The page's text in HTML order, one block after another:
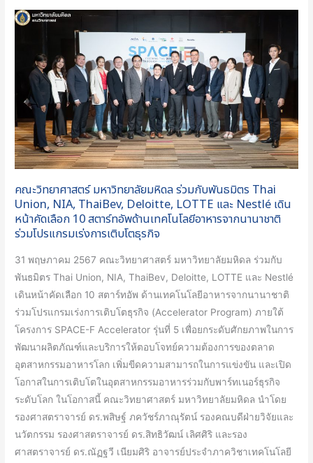
MOU
LOTTE
และ
สตาร์ท
MUU
คณะวิทยาศาสตร์ มหาวิทยาลัยมหิดล ร่วมกับพันธมิตร Thai
Union, NIA, ThaiBev, Deloitte, LOTTE และ Nestlé เดิน
หน้าคัดเลือก 10 สตาร์ทอัพด้านเทคโนโลยีอาหารจากนานาชาติ
ร่วมโปรแกรมเร่งการเติบโตธุรกิจ
31 พฤษภาคม 2567 คณะวิทยาศาสตร์ มหาวิทยาลัยมหิดล ร่วมกับ
พันธมิตร Thai Union, NIA, ThaiBev, Deloitte, LOTTE และ Nestlé
เดินหน้าคัดเลือก 10 สตาร์ทอัพ ด้านเทคโนโลยีอาหารจากนานาชาติ
ร่วมโปรแกรมเร่งการเติบโตธุรกิจ (Accelerator Program) ภายใต้
โครงการ SPACE-F Accelerator รุ่นที่ 5 เพื่อยกระดับศักยภาพในการ
พัฒนาผลิตภัณฑ์และบริการให้ตอบโจทย์ความต้องการของตลาด
อุตสาหกรรมอาหารโลก เพิ่มขีดความสามารถในการแข่งขัน และเปิด
โอกาสในการเติบโตในอุตสาหกรรมอาหารร่วมกับพาร์ทเนอร์ธุรกิจ
ระดับโลก ในโอกาสนี้ คณะวิทยาศาสตร์ มหาวิทยาลัยมหิดล นำโดย
รองศาสตราจารย์ ดร.พสิษฐ์ ภควัชร์ภาณุรัตน์ รองคณบดีฝ่ายวิจัยและ
นวัตกรรม รองศาสตราจารย์ ดร.สิทธิวัฒน์ เลิศศิริ และรอง
ศาสตราจารย์ ดร.ณัฏฐวี เนียมศิริ อาจารย์ประจำภาควิชาเทคโนโลยี
คณะ
มหาวิทยาลัย
มหิดล
ร่วม
กับ
พันธมิตร
Thai
Union,
ThaiBev,
Deloitte,
LOTTE
Nestlé
เดิน
หน้า
คัด
เลือก
10
สตาร์ท
อัพ
ด้าน
เทคโนโลยี
อาหาร
จาก